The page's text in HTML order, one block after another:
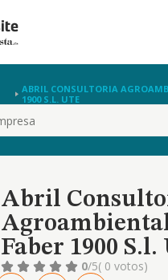
ABRIL CONSULTORIA
1900 S.L. UTE
Abril
Agroambiental
Faber 1900 S.l.
0/5( 0 votos)